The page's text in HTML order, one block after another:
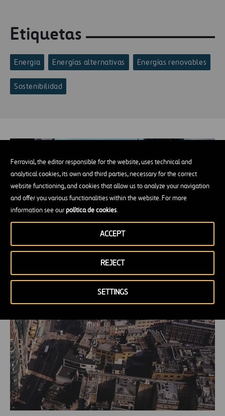
Ferrovial, the editor responsible for the website, uses technical and
analytical cookies, its own and third parties, necessary for the correct
website functioning, and cookies that allow us to analyze your navigation
and offer you various functionalities within the website. For more
information see ourpolítica de cookies.
SETTINGS
REJECT
ACCEPT
Etiquetas
Energia Energías alternativas Energías renovables
Sostenibilidad
¿Puede un coche resolver el mayor desafío
de las energías renovables?